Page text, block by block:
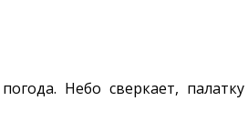
Небо сверкает, палатку